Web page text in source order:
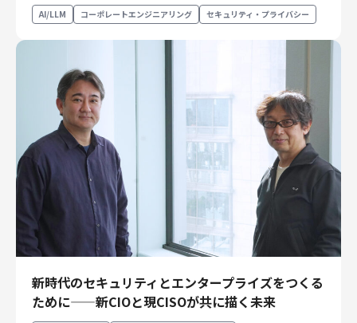
AI/LLM コーポレートエンジニアリング セキュリティ・プライバシー
新時代のセキュリティとエンタープライズをつくる
ために——新CIOと現CISOが共に描く未来